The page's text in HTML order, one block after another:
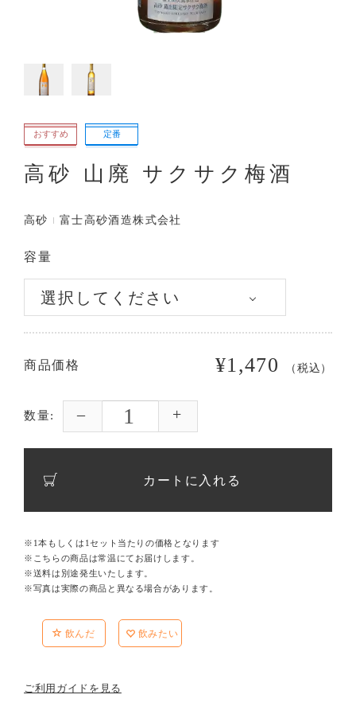
おすすめ 定番
高砂 山廃 サクサク梅酒
高砂 富士高砂酒造株式会社
容量
商品価格 ¥1,470 （税込）
数量:
カートに入れる
※1本もしくは1セット当たりの価格となります
※こちらの商品は常温にてお届けします。
※送料は別途発生いたします。
※写真は実際の商品と異なる場合があります。
飲んだ 飲みたい
ご利用ガイドを見る